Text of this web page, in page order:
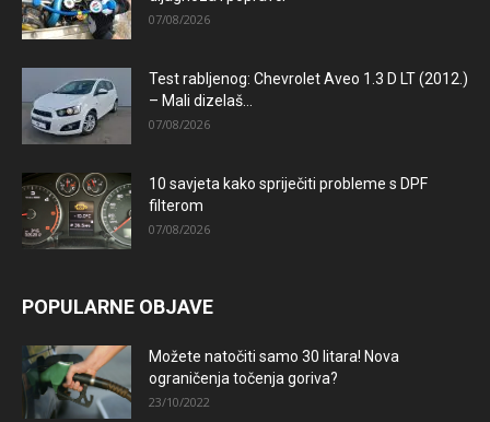
07/08/2026
Test rabljenog: Chevrolet Aveo 1.3 D LT (2012.)
– Mali dizelaš...
07/08/2026
10 savjeta kako spriječiti probleme s DPF
filterom
07/08/2026
POPULARNE OBJAVE
Možete natočiti samo 30 litara! Nova
ograničenja točenja goriva?
23/10/2022